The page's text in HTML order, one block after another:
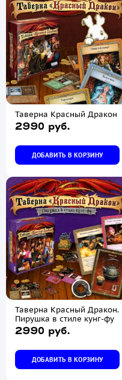
Таверна Красный Дракон
2990 руб.
ДОБАВИТЬ В КОРЗИНУ
Таверна Красный Дракон.
Пирушка в стиле кунг-фу
2990 руб.
ДОБАВИТЬ В КОРЗИНУ